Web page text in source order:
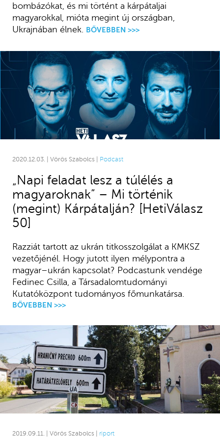
bombázókat, és mi történt a kárpátaljai
magyarokkal, mióta megint új országban,
Ukrajnában élnek. BŐVEBBEN >>>
2020.12.03. | Vörös Szabolcs | Podcast
„Napi feladat lesz a túlélés a
magyaroknak” – Mi történik
(megint) Kárpátalján? [HetiVálasz
50]
Razziát tartott az ukrán titkosszolgálat a KMKSZ
vezetőjénél. Hogy jutott ilyen mélypontra a
magyar–ukrán kapcsolat? Podcastunk vendége
Fedinec Csilla, a Társadalomtudományi
Kutatóközpont tudományos főmunkatársa.
BŐVEBBEN >>>
2019.09.11. | Vörös Szabolcs | riport